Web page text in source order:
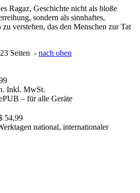
Ragaz, Geschichte nicht als bloße
sondern als sinnhaftes,
zu verstehen, das den Menschen zur Tat
Seiten - nach oben
Inkl. MwSt.
– für alle Geräte
54,99
national, internationaler